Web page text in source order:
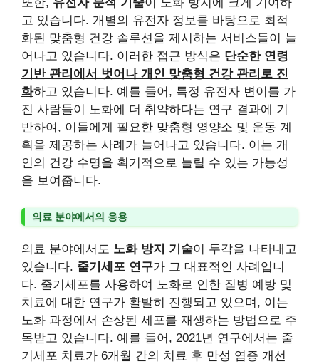
고 있습니다. 개별의 유전자 정보를 바탕으로 최적
화된 맞춤형 건강 솔루션을 제시하는 서비스들이 늘
어나고 있습니다. 이러한 접근 방식은 단순한 연령
기반 관리에서 벗어나 개인 맞춤형 건강 관리로 진
화하고 있습니다. 예를 들어, 특정 유전자 변이를 가
진 사람들이 노화에 더 취약하다는 연구 결과에 기
반하여, 이들에게 필요한 맞춤형 영양소 및 운동 계
획을 제공하는 사례가 늘어나고 있습니다. 이는 개
인의 건강 수명을 획기적으로 늘릴 수 있는 가능성
을 보여줍니다.
의료 분야에서의 응용
의료 분야에서도 노화 방지 기술이 두각을 나타내고
있습니다. 줄기세포 연구가 그 대표적인 사례입니
다. 줄기세포를 사용하여 노화로 인한 질병 예방 및
치료에 대한 연구가 활발히 진행되고 있으며, 이는
노화 과정에서 손상된 세포를 재생하는 방법으로 주
목받고 있습니다. 예를 들어, 2021년 연구에서는 줄
기세포 치료가 6개월 간의 치료 후 만성 염증 개선